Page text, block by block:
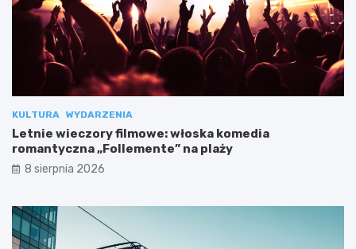
KULTURA WYDARZENIA
Letnie wieczory filmowe: włoska komedia
romantyczna „Follemente” na plaży
8 sierpnia 2026